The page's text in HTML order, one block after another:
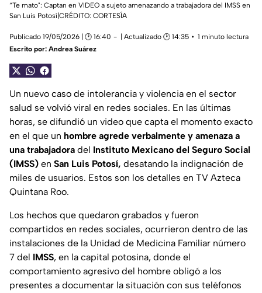
“Te mato": Captan en VIDEO a sujeto amenazando a trabajadora del IMSS en
San Luis Potosí|CRÉDITO: CORTESÍA
Publicado 19/05/2026 | 🕑 16:40 | Actualizado 🕑 14:35
1 minuto lectura
Escrito por: Andrea Suárez
Un nuevo caso de intolerancia y violencia en el sector
salud se volvió viral en redes sociales. En las últimas
horas, se difundió un video que capta el momento exacto
en el que un hombre agrede verbalmente y amenaza a
una trabajadora del Instituto Mexicano del Seguro Social
(IMSS) en San Luis Potosí, desatando la indignación de
miles de usuarios. Estos son los detalles en TV Azteca
Quintana Roo.
Los hechos que quedaron grabados y fueron
compartidos en redes sociales, ocurrieron dentro de las
instalaciones de la Unidad de Medicina Familiar número
7 del IMSS, en la capital potosina, donde el
comportamiento agresivo del hombre obligó a los
presentes a documentar la situación con sus teléfonos